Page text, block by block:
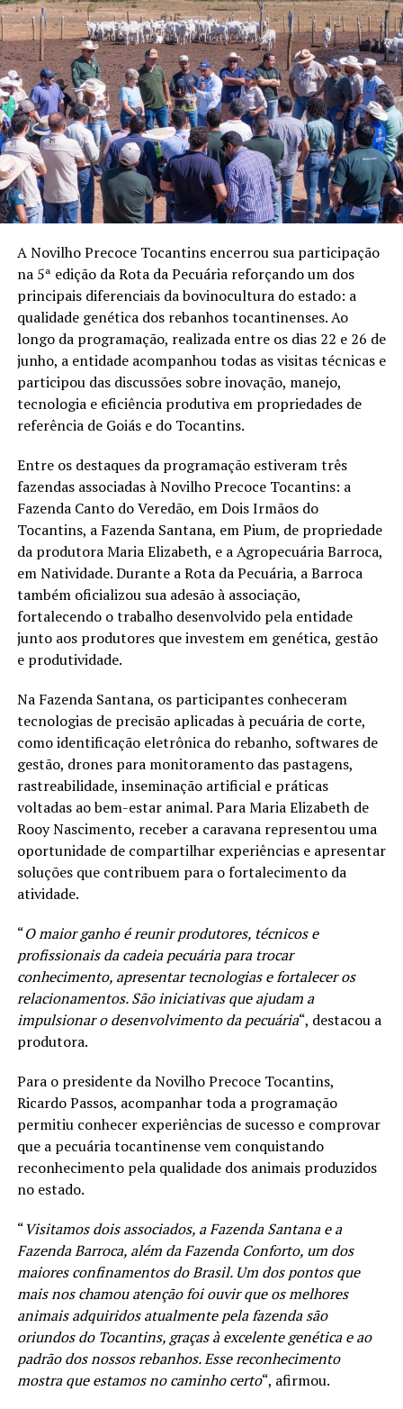
A Novilho Precoce Tocantins encerrou sua participação
na 5ª edição da Rota da Pecuária reforçando um dos
principais diferenciais da bovinocultura do estado: a
qualidade genética dos rebanhos tocantinenses. Ao
longo da programação, realizada entre os dias 22 e 26 de
junho, a entidade acompanhou todas as visitas técnicas e
participou das discussões sobre inovação, manejo,
tecnologia e eficiência produtiva em propriedades de
referência de Goiás e do Tocantins.
Entre os destaques da programação estiveram três
fazendas associadas à Novilho Precoce Tocantins: a
Fazenda Canto do Veredão, em Dois Irmãos do
Tocantins, a Fazenda Santana, em Pium, de propriedade
da produtora Maria Elizabeth, e a Agropecuária Barroca,
em Natividade. Durante a Rota da Pecuária, a Barroca
também oficializou sua adesão à associação,
fortalecendo o trabalho desenvolvido pela entidade
junto aos produtores que investem em genética, gestão
e produtividade.
Na Fazenda Santana, os participantes conheceram
tecnologias de precisão aplicadas à pecuária de corte,
como identificação eletrônica do rebanho, softwares de
gestão, drones para monitoramento das pastagens,
rastreabilidade, inseminação artificial e práticas
voltadas ao bem-estar animal. Para Maria Elizabeth de
Rooy Nascimento, receber a caravana representou uma
oportunidade de compartilhar experiências e apresentar
soluções que contribuem para o fortalecimento da
atividade.
“O maior ganho é reunir produtores, técnicos e
profissionais da cadeia pecuária para trocar
conhecimento, apresentar tecnologias e fortalecer os
relacionamentos. São iniciativas que ajudam a
impulsionar o desenvolvimento da pecuária“, destacou a
produtora.
Para o presidente da Novilho Precoce Tocantins,
Ricardo Passos, acompanhar toda a programação
permitiu conhecer experiências de sucesso e comprovar
que a pecuária tocantinense vem conquistando
reconhecimento pela qualidade dos animais produzidos
no estado.
“Visitamos dois associados, a Fazenda Santana e a
Fazenda Barroca, além da Fazenda Conforto, um dos
maiores confinamentos do Brasil. Um dos pontos que
mais nos chamou atenção foi ouvir que os melhores
animais adquiridos atualmente pela fazenda são
oriundos do Tocantins, graças à excelente genética e ao
padrão dos nossos rebanhos. Esse reconhecimento
mostra que estamos no caminho certo“, afirmou.